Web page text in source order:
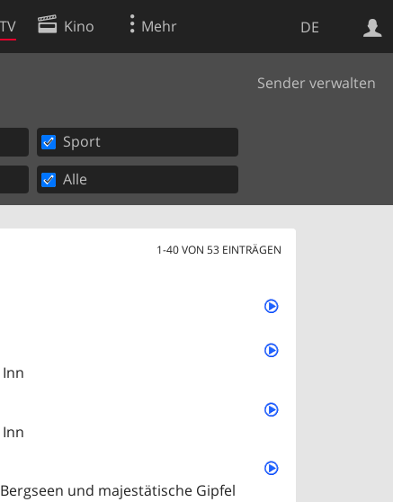
DE
TV Kino Mehr
Sender verwalten
Sport
Alle
1-40 VON 53 EINTRÄGEN
und majestätische Gipfel
Apps